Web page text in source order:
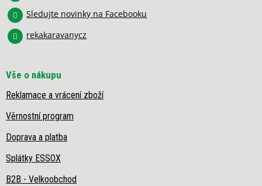
ý
Sledujte novinky na Facebooku
rekakaravanycz
Vše o nákupu
Reklamace a vrácení zboží
Věrnostní program
Doprava a platba
Splátky ESSOX
B2B - Velkoobchod